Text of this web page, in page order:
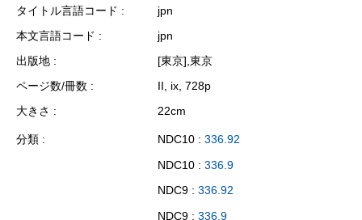
タイトル言語コード
jpn
本文言語コード
jpn
出版地
[東京],東京
ページ数/冊数
II, ix, 728p
大きさ
22cm
分類 NDC10 : 336.92
NDC10 : 336.9
NDC9 : 336.92
NDC9 : 336.9